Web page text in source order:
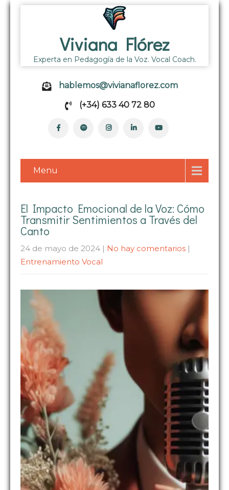
Viviana Flórez
Experta en Pedagogía de la Voz. Vocal Coach.
hablemos@vivianaflorez.com
(+34) 633 40 72 80
Menu
El Impacto Emocional de la Voz: Cómo
Transmitir Sentimientos a Través del
Canto
24 de mayo de 2024 | No hay comentarios |
Entrenamiento Vocal